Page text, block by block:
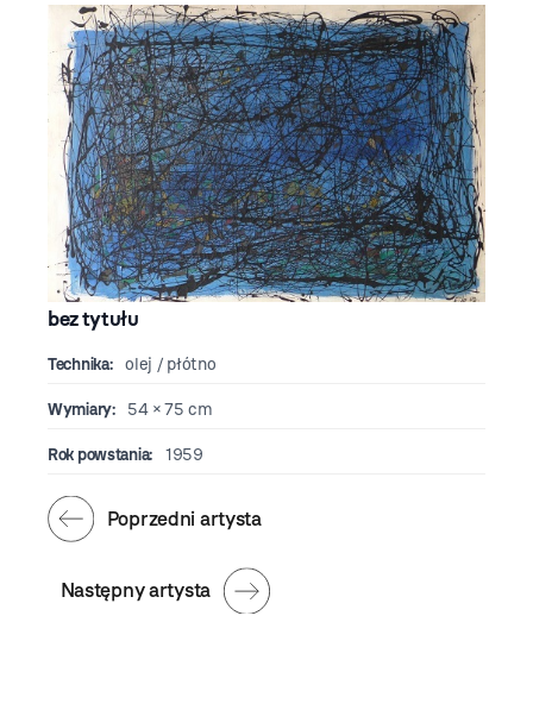
bez tytułu
Technika: olej / płótno
Wymiary: 54 × 75 cm
Rok powstania: 1959
Następny artysta
Poprzedni artysta